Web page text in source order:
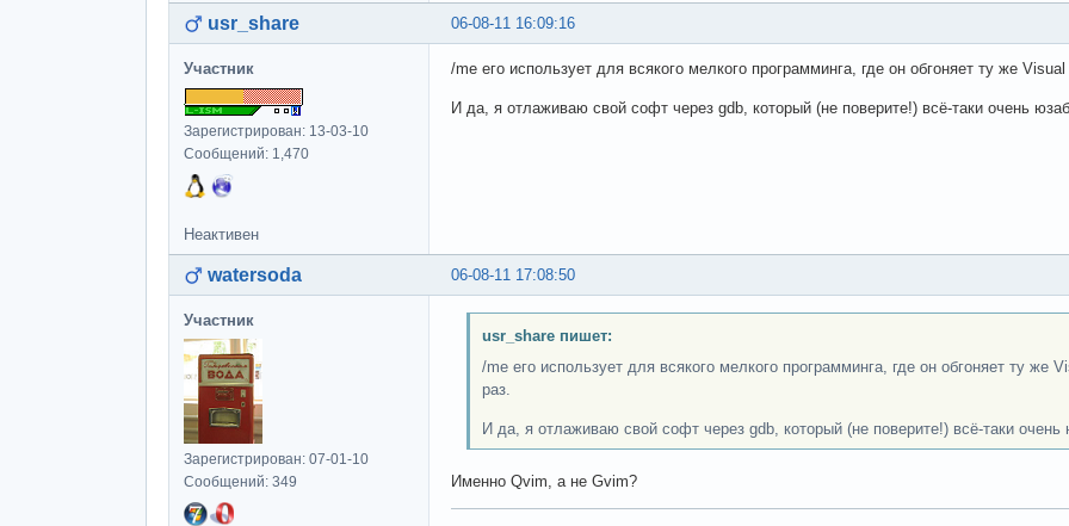
06-08-11 16:09:16
usr_share
Участник
Зарегистрирован: 13-03-10
Сообщений: 1,470
/me его использует для всякого мелкого программинга, где он обгоняет ту же
И да, я отлаживаю свой софт через gdb, который (не поверите!) всё-таки очень
Неактивен
06-08-11 17:08:50
watersoda
Участник
Зарегистрирован: 07-01-10
Сообщений: 349
usr_share пишет:
/me его использует для всякого мелкого программинга, где он обгоняет ту же
раз.
И да, я отлаживаю свой софт через gdb, который (не поверите!) всё-таки очень
Именно Qvim, а не Gvim?